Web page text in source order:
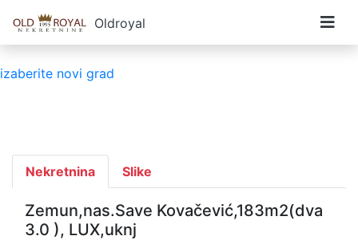
Oldroyal
izaberite novi grad
Nekretnina Slike
Zemun,nas.Save Kovačević,183m2(dva
3.0 ), LUX,uknj